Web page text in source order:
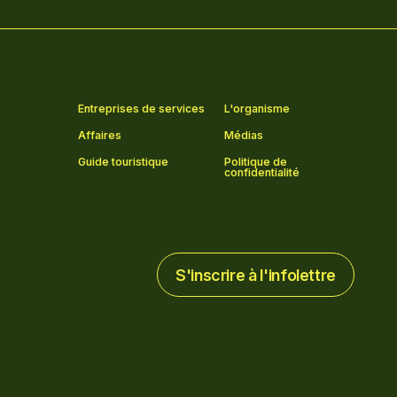
Entreprises de services
L'organisme
Affaires
Médias
Guide touristique
Politique de
confidentialité
S'inscrire à l'infolettre
S'inscrire à l'infolettre